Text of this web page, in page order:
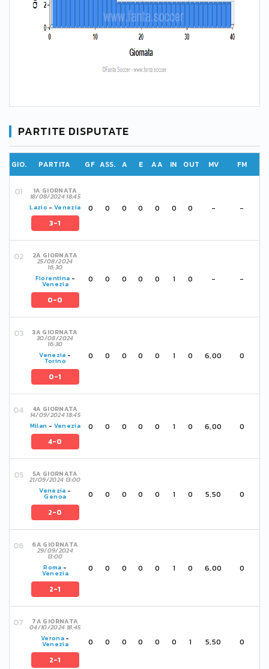
PARTITE DISPUTATE
GIO. PARTITA GF ASS. A E AA IN OUT MV FM
1A GIORNATA
18/08/2024 18:45
Lazio -Venezia
3-1
0 0 0 0 0 0 0 - -
2A GIORNATA
25/08/2024
16:30
Fiorentina -
Venezia
0-0
0 0 0 0 0 1 0 - -
3A GIORNATA
30/08/2024
16:30
Venezia -
Torino
0-1
0 0 0 0 0 1 0 6,00 0
4A GIORNATA
14/09/2024 18:45
Milan - Venezia
4-0
0 0 0 0 0 1 0 6,00 0
5A GIORNATA
21/09/2024 13:00
Venezia -
Genoa
2-0
0 0 0 0 0 1 0 5,50 0
6A GIORNATA
29/09/2024
13:00
Roma -
Venezia
2-1
0 0 0 0 0 1 0 6,00 0
7A GIORNATA
04/10/2024 18:45
Verona -
Venezia
2-1
0 0 0 0 0 0 1 5,50 0